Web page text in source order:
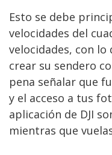
Esto se debe
velocidades del
velocidades, con
crear su sendero
pena señalar que
y el acceso a tus
aplicación de DJI
mientras que